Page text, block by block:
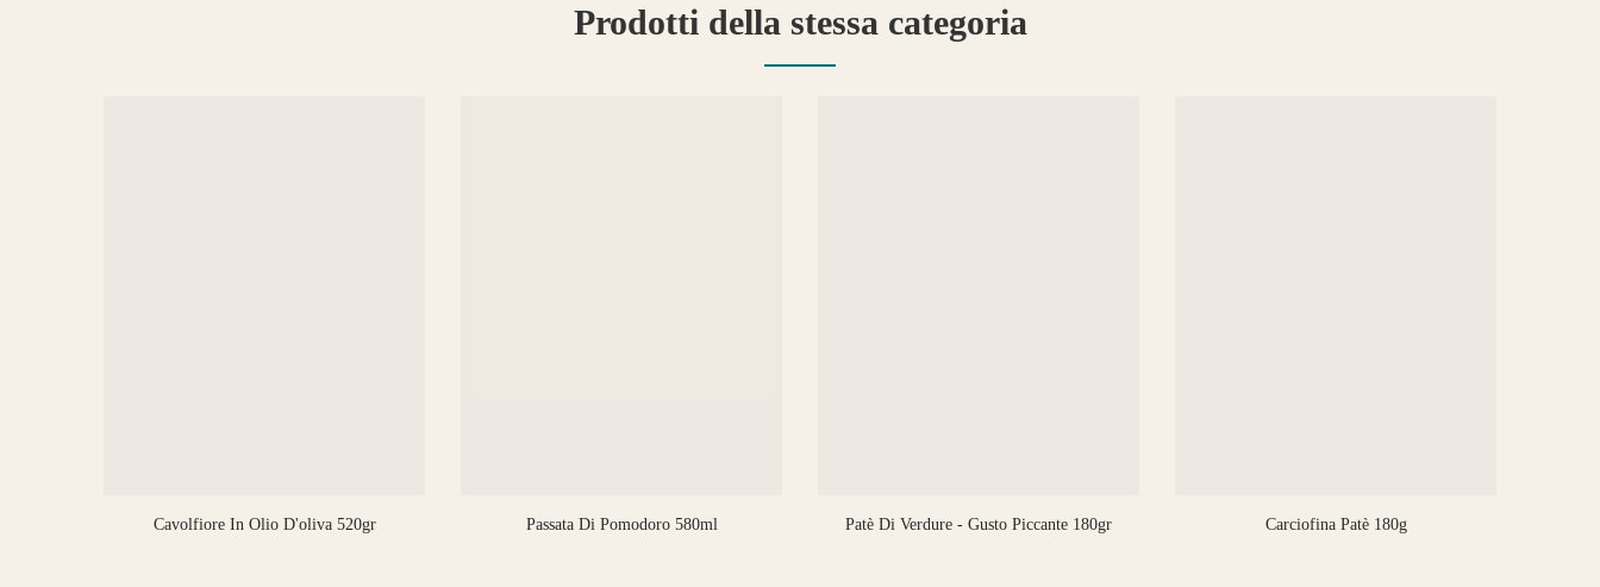
Prodotti della stessa categoria
Cavolfiore In Olio D'oliva 520gr Passata Di Pomodoro 580ml Patè Di Verdure - Gusto Piccante 180gr Carciofina Patè 180g